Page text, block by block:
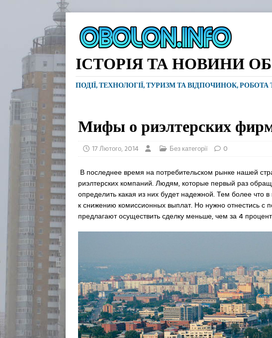
ІСТОРІЯ ТА НОВИНИ
ПОДІЇ, ТЕХНОЛОГІЇ, ТУРИЗМ ТА ВІДПОЧИНОК, РОБОТА
Мифы о риэлтерских
17 Лютого, 2014 Без категорії 0
В последнее время на потребительском рынке нашей
риэлтерских компаний. Людям, которые первый раз
определить какая из них будет надежной. Тем более что
к снижению комиссионных выплат. Но нужно отнестись с
предлагают осуществить сделку меньше, чем за 4